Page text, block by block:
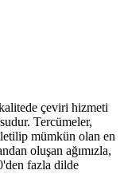
çeviri hizmeti
Tercümeler,
mümkün olan en
oluşan ağımızla,
fazla dilde